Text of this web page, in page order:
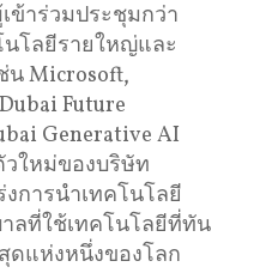
ข้าร่วมประชุมกว่า
โลยีรายใหญ่และ
น Microsoft,
Future
Generative AI
วใหม่ของบริษัท
งการนำเทคโนโลยี
ลที่ใช้เทคโนโลยีที่ทัน
แห่งหนึ่งของโลก